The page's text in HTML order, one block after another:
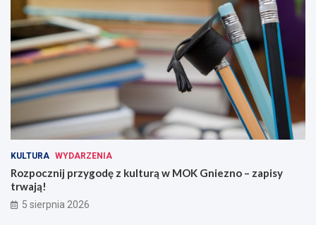
KULTURA WYDARZENIA
Rozpocznij przygodę z kulturą w MOK Gniezno – zapisy
trwają!
5 sierpnia 2026